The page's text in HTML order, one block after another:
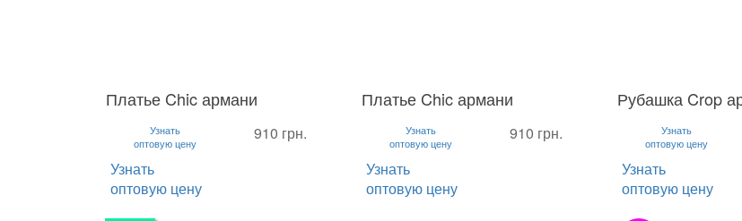
S M L
Платье Chic армани
Узнать
оптовую цену
Узнать
оптовую цену
910 грн.
S M L
Платье Chic армани
Узнать
оптовую цену
Узнать
оптовую цену
910 грн.
S M L
Рубашка Crop
Узнать
оптовую цену
Узнать
оптовую цену